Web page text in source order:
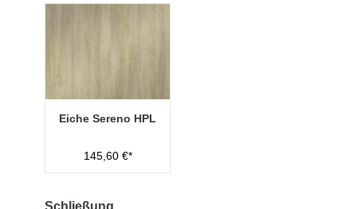
Eiche Sereno HPL
145,60 €*
Schließung